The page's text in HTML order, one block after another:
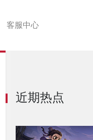
客服中心
近期热点